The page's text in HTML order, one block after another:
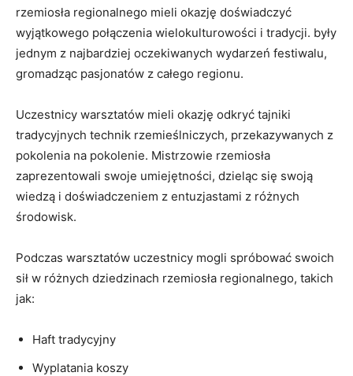
rzemiosła⁤ regionalnego mieli okazję ‌doświadczyć
wyjątkowego‍ połączenia wielokulturowości‍ i ⁢tradycji. były
jednym⁣ z najbardziej oczekiwanych wydarzeń festiwalu,
gromadząc‌ pasjonatów z całego⁣ regionu.
Uczestnicy ‍warsztatów mieli okazję‍ odkryć tajniki
⁣tradycyjnych technik rzemieślniczych, ⁣przekazywanych z
⁢pokolenia na pokolenie. ​Mistrzowie rzemiosła
zaprezentowali swoje umiejętności, dzieląc⁣ się swoją
‍wiedzą i‍ doświadczeniem⁣ z⁢ entuzjastami z różnych
środowisk.
Podczas warsztatów⁤ uczestnicy mogli ⁣spróbować swoich
sił w różnych dziedzinach rzemiosła regionalnego, takich
jak:
Haft tradycyjny
Wyplatania koszy